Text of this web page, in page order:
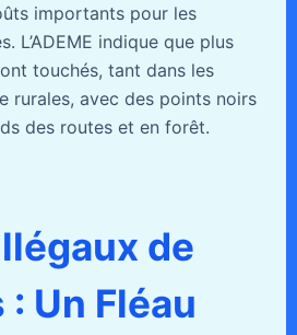
importants pour les
L’ADEME indique que plus
touchés, tant dans les
rurales, avec des points noirs
des routes et en forêt.
de
Un Fléau